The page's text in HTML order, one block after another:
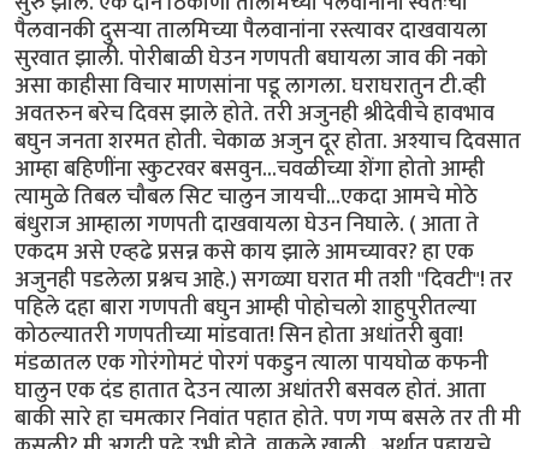
पैलवानकी दुसर्‍या तालमिच्या पैलवानांना रस्त्यावर दाखवायला
सुरवात झाली. पोरीबाळी घेउन गणपती बघायला जाव की नको
असा काहीसा विचार माणसांना पडू लागला. घराघरातुन टी.व्ही
अवतरुन बरेच दिवस झाले होते. तरी अजुनही श्रीदेवीचे हावभाव
बघुन जनता शरमत होती. चेकाळ अजुन दूर होता. अश्याच दिवसात
आम्हा बहिणींना स्कुटरवर बसवुन...चवळीच्या शेंगा होतो आम्ही
त्यामुळे तिबल चौबल सिट चालुन जायची...एकदा आमचे मोठे
बंधुराज आम्हाला गणपती दाखवायला घेउन निघाले. ( आता ते
एकदम असे एव्हढे प्रसन्न कसे काय झाले आमच्यावर? हा एक
अजुनही पडलेला प्रश्नच आहे.) सगळ्या घरात मी तशी "दिवटी"! तर
पहिले दहा बारा गणपती बघुन आम्ही पोहोचलो शाहुपुरीतल्या
कोठल्यातरी गणपतीच्या मांडवात! सिन होता अधांतरी बुवा!
मंडळातल एक गोरंगोमटं पोरगं पकडुन त्याला पायघोळ कफनी
घालुन एक दंड हातात देउन त्याला अधांतरी बसवल होतं. आता
बाकी सारे हा चमत्कार निवांत पहात होते. पण गप्प बसले तर ती मी